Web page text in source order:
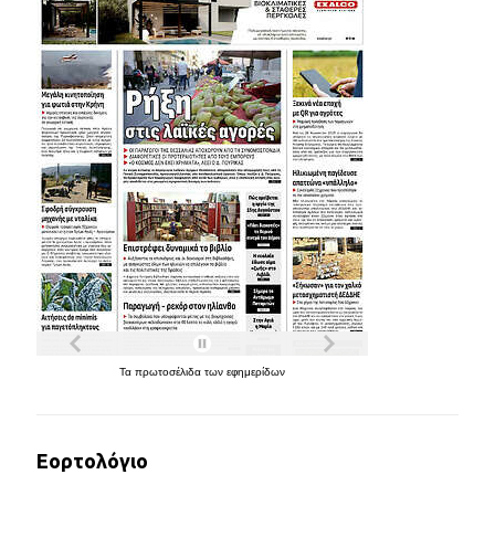
Τα πρωτοσέλιδα των εφημερίδων
Εορτολόγιο